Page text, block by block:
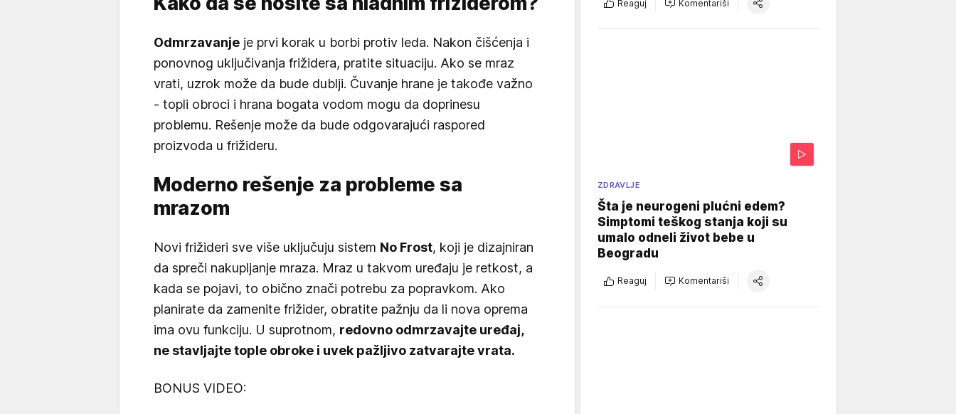
Odmrzavanje je prvi korak u borbi protiv leda. Nakon čišćenja i
ponovnog uključivanja frižidera, pratite situaciju. Ako se mraz
vrati, uzrok može da bude dublji. Čuvanje hrane je takođe važno
- topli obroci i hrana bogata vodom mogu da doprinesu
problemu. Rešenje može da bude odgovarajući raspored
proizvoda u frižideru.
Moderno rešenje za probleme sa
mrazom
Novi frižideri sve više uključuju sistem No Frost, koji je dizajniran
da spreči nakupljanje mraza. Mraz u takvom uređaju je retkost, a
kada se pojavi, to obično znači potrebu za popravkom. Ako
planirate da zamenite frižider, obratite pažnju da li nova oprema
ima ovu funkciju. U suprotnom, redovno odmrzavajte uređaj,
ne stavljajte tople obroke i uvek pažljivo zatvarajte vrata.
BONUS VIDEO:
Reaguj Komentariši
ZDRAVLJE
Šta je neurogeni plućni edem?
Simptomi teškog stanja koji su
umalo odneli život bebe u
Beogradu
Reaguj Komentariši